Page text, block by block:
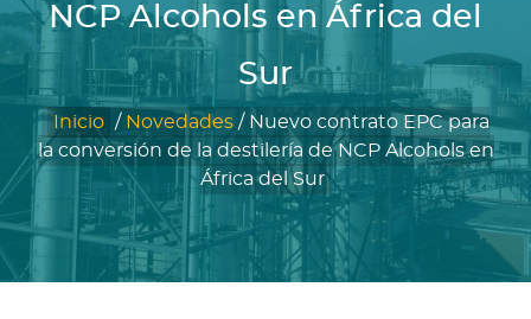
NCP Alcohols en África del
Sur
Inicio / Novedades / Nuevo contrato EPC para
la conversión de la destilería de NCP Alcohols en
África del Sur